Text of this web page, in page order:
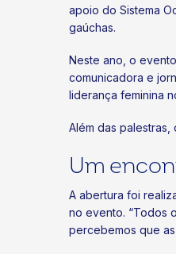
apoio do Sistema
gaúchas.
Neste ano, o
comunicadora e
liderança feminina
Além das
Um
A abertura foi
no evento. “Todos
percebemos que as